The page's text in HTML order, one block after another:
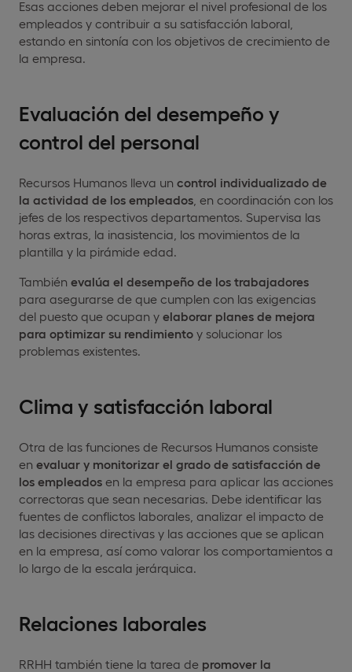
Esas acciones deben mejorar el nivel profesional de los
empleados y contribuir a su satisfacción laboral,
estando en sintonía con los objetivos de crecimiento de
la empresa.
Evaluación del desempeño y
control del personal
Recursos Humanos lleva un control individualizado de
la actividad de los empleados , en coordinación con los
jefes de los respectivos departamentos. Supervisa las
horas extras, la inasistencia, los movimientos de la
plantilla y la pirámide edad.
También evalúa el desempeño de los trabajadores
para asegurarse de que cumplen con las exigencias
del puesto que ocupan y elaborar planes de mejora
para optimizar su rendimiento y solucionar los
problemas existentes.
Clima y satisfacción laboral
Otra de las funciones de Recursos Humanos consiste
en evaluar y monitorizar el grado de satisfacción de
los empleados en la empresa para aplicar las acciones
correctoras que sean necesarias. Debe identificar las
fuentes de conflictos laborales, analizar el impacto de
las decisiones directivas y las acciones que se aplican
en la empresa, así como valorar los comportamientos a
lo largo de la escala jerárquica.
Relaciones laborales
RRHH también tiene la tarea de promover la